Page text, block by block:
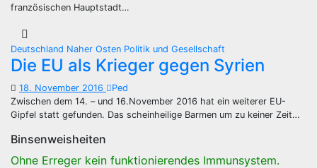
französischen Hauptstadt…
Deutschland Naher Osten Politik und Gesellschaft
Die EU als Krieger gegen Syrien
18. November 2016
Ped
Zwischen dem 14. – und 16.November 2016 hat ein weiterer EU-
Gipfel statt gefunden. Das scheinheilige Barmen um zu keiner Zeit…
Binsenweisheiten
Ohne Erreger kein funktionierendes Immunsystem.